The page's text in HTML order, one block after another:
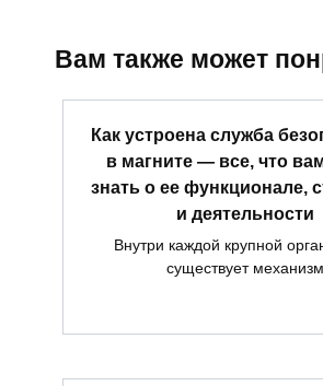
Вам также может
Как устроена служба
в магните — все, что
знать о ее функционале,
и деятельности
Внутри каждой крупной
существует механизм